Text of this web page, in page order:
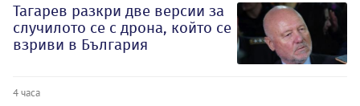
Тагарев разкри две версии за
случилото се с дрона, който се
взриви в България
4 часа